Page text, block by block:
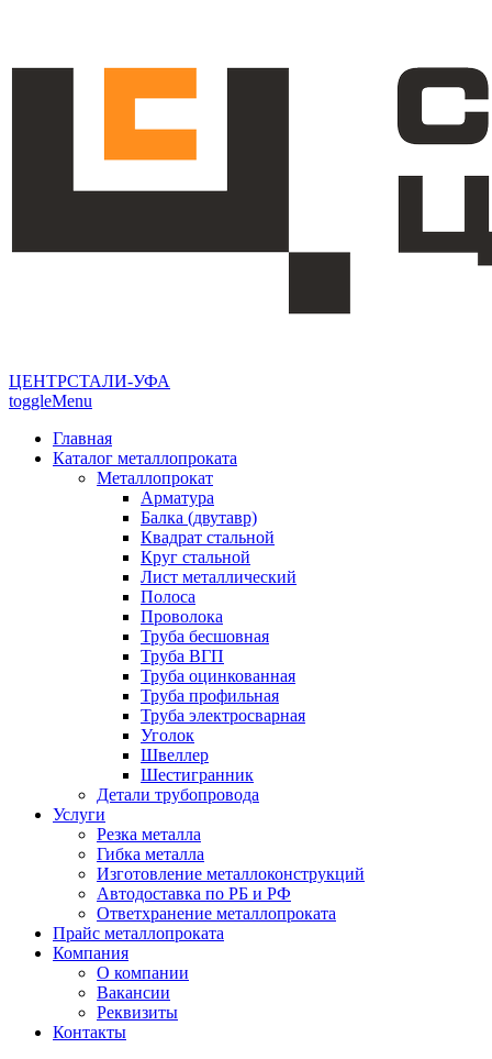
ЦЕНТРСТАЛИ-УФА
toggleMenu
Главная
Каталог металлопроката
Металлопрокат
Арматура
Балка (двутавр)
Квадрат стальной
Круг стальной
Лист металлический
Полоса
Проволока
Труба бесшовная
Труба ВГП
Труба оцинкованная
Труба профильная
Труба электросварная
Уголок
Швеллер
Шестигранник
Детали трубопровода
Услуги
Резка металла
Гибка металла
Изготовление металлоконструкций
Автодоставка по РБ и РФ
Ответхранение металлопроката
Прайс металлопроката
Компания
О компании
Вакансии
Реквизиты
Контакты